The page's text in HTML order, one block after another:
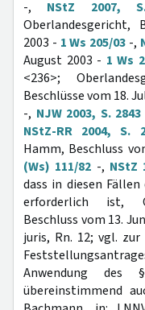
-, NStZ 2007,
Oberlandesgericht,
2003 - 1 Ws 205/03 -,
August 2003 - 1 Ws
<236>;
Beschlüsse vom 18.
-, NJW 2003, S. 2843
NStZ-RR 2004, S.
Hamm, Beschluss
(Ws) 111/82 -, NStZ
dass in diesen
erforderlich ist,
Beschluss vom 13.
juris, Rn. 12; vgl.
Anwendung des
übereinstimmend